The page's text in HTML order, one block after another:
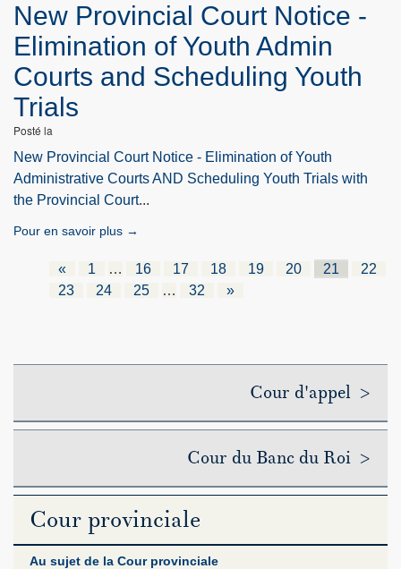
New Provincial Court Notice -
Elimination of Youth Admin
Courts and Scheduling Youth
Trials
Posté la
New Provincial Court Notice - Elimination of Youth
Administrative Courts AND Scheduling Youth Trials with
the Provincial Court...
Pour en savoir plus →
« 1 … 16 17 18 19 20 21
22
23
24 25 … 32 »
Cour d'appel >
Cour du Banc du Roi >
Cour provinciale
Au sujet de la Cour provinciale